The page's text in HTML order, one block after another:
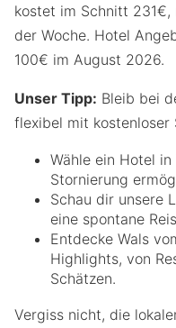
kostet im Schnitt
der Woche. Hotel
100€ im August 2026.
Unser Tipp: Bleib bei
flexibel mit kostenloser
Wähle ein Hotel
Stornierung
Schau dir unsere
eine spontane
Entdecke Wals
Highlights, von
Schätzen.
Vergiss nicht, die